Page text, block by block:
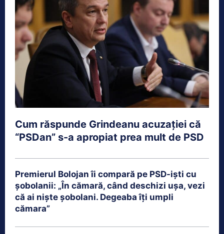
Cum răspunde Grindeanu acuzației că
“PSDan” s-a apropiat prea mult de PSD
Premierul Bolojan îi compară pe PSD-işti cu
şobolanii: „În cămară, când deschizi uşa, vezi
că ai nişte şobolani. Degeaba îţi umpli
cămara”